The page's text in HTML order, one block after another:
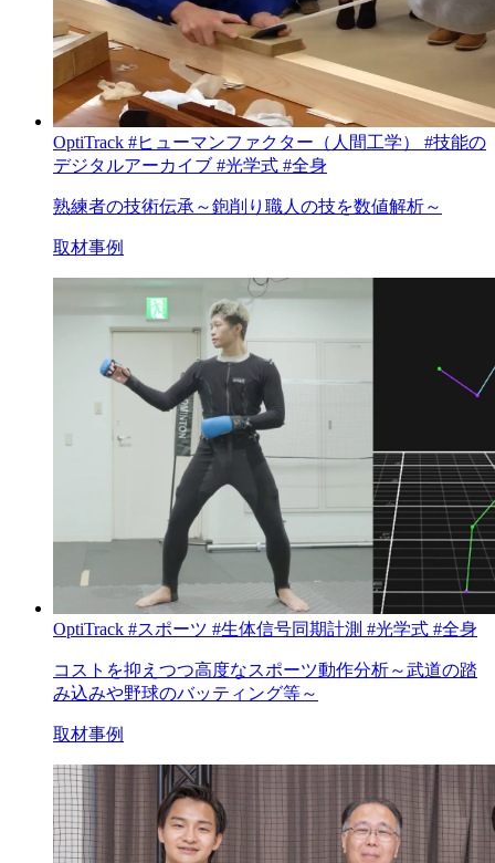
OptiTrack #ヒューマンファクター（人間工学）
#技能の
デジタルアーカイブ #光学式 #全身
熟練者の技術伝承～鉋削り職人の技を数値解析～
取材事例
OptiTrack #スポーツ #生体信号同期計測 #光学式 #全身
コストを抑えつつ高度なスポーツ動作分析～武道の踏
み込みや野球のバッティング等～
取材事例